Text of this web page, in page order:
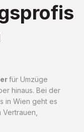
für Umzüge
hinaus. Bei der
in Wien geht es